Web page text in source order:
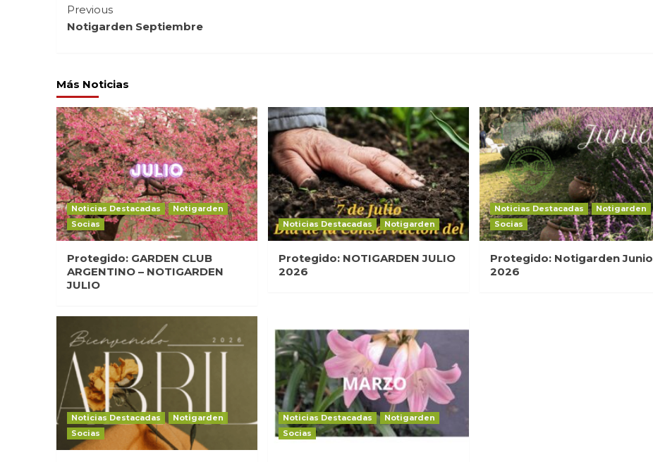
Continue
Previous
Notigarden Septiembre
Más Noticias
Noticias Destacadas
Notigarden
Socias
Protegido: GARDEN CLUB
ARGENTINO – NOTIGARDEN
JULIO
Noticias Destacadas Notigarden
Protegido: NOTIGARDEN JULIO
2026
Noticias Destacadas
Notigarden
Socias
Protegido: Notigarden Junio
2026
Noticias Destacadas
Notigarden
Socias
Noticias Destacadas
Notigarden
Socias